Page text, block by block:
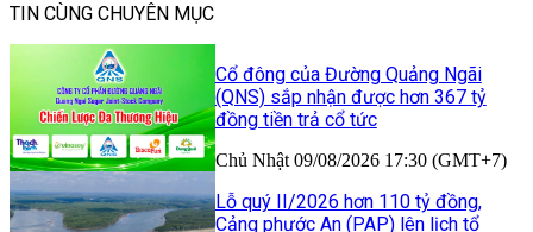
TIN CÙNG CHUYÊN MỤC
Cổ đông của Đường Quảng Ngãi
(QNS) sắp nhận được hơn 367 tỷ
đồng tiền trả cổ tức
Chủ Nhật 09/08/2026 17:30 (GMT+7)
Lỗ quý II/2026 hơn 110 tỷ đồng,
Cảng phước An (PAP) lên lịch tổ